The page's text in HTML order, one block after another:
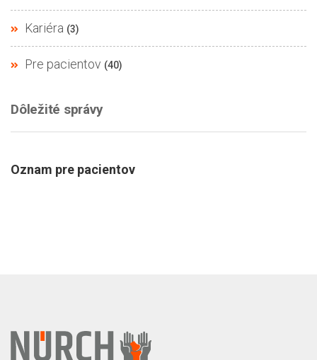
Kariéra (3)
Pre pacientov (40)
Dôležité správy
Oznam pre pacientov